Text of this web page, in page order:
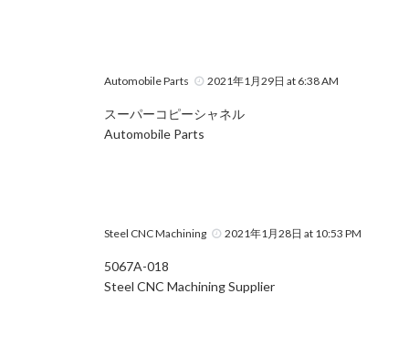
Automobile Parts 2021年1月29日 at 6:38 AM
スーパーコピーシャネル
Automobile Parts
Steel CNC Machining 2021年1月28日 at 10:53 PM
5067A-018
Steel CNC Machining Supplier